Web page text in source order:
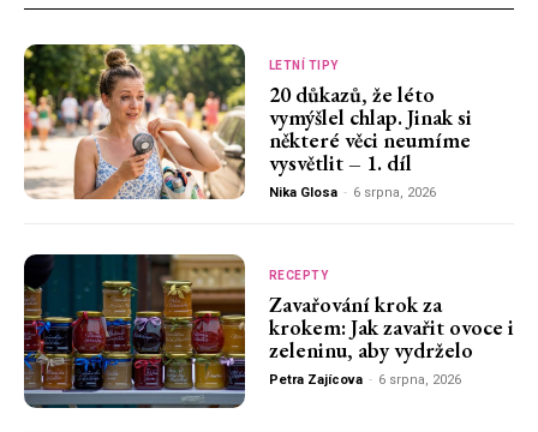
LETNÍ TIPY
20 důkazů, že léto
vymýšlel chlap. Jinak si
některé věci neumíme
vysvětlit – 1. díl
Nika Glosa - 6 srpna, 2026
RECEPTY
Zavařování krok za
krokem: Jak zavařit ovoce i
zeleninu, aby vydrželo
Petra Zajícova - 6 srpna, 2026